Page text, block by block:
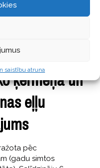
saistību atruna
ķermeņa un
eļļu
pēc
(gadu simtos